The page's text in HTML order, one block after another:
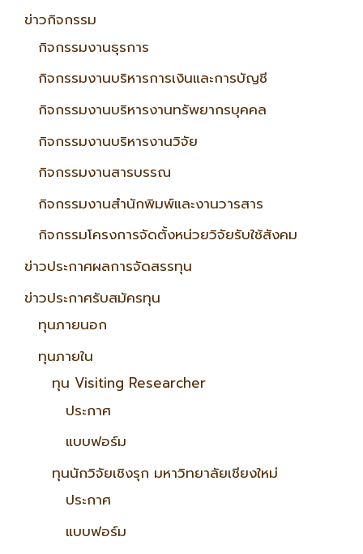
ข่าวกิจกรรม
กิจกรรมงานธุรการ
กิจกรรมงานบริหารการเงินและการบัญชี
กิจกรรมงานบริหารงานทรัพยากรบุคคล
กิจกรรมงานบริหารงานวิจัย
กิจกรรมงานสารบรรณ
กิจกรรมงานสำนักพิมพ์และงานวารสาร
กิจกรรมโครงการจัดตั้งหน่วยวิจัยรับใช้สังคม
ข่าวประกาศผลการจัดสรรทุน
ข่าวประกาศรับสมัครทุน
ทุนภายนอก
ทุนภายใน
ทุน Visiting Researcher
ประกาศ
แบบฟอร์ม
ทุนนักวิจัยเชิงรุก มหาวิทยาลัยเชียงใหม่
ประกาศ
แบบฟอร์ม